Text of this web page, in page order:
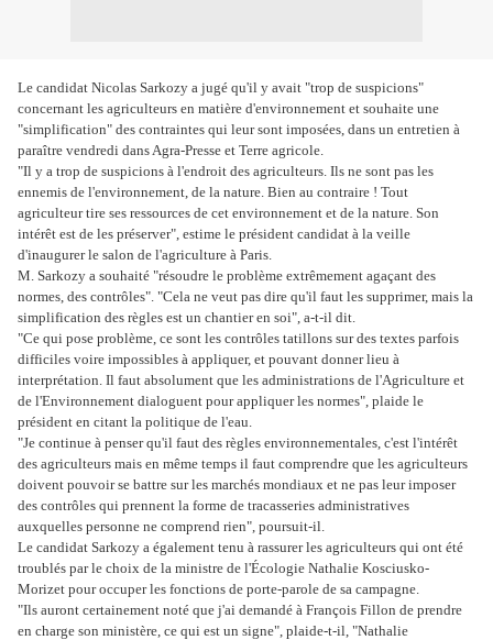
Le candidat Nicolas Sarkozy a jugé qu'il y avait "trop de suspicions"
concernant les agriculteurs en matière d'environnement et souhaite une
"simplification" des contraintes qui leur sont imposées, dans un entretien à
paraître vendredi dans Agra-Presse et Terre agricole.
"Il y a trop de suspicions à l'endroit des agriculteurs. Ils ne sont pas les
ennemis de l'environnement, de la nature. Bien au contraire ! Tout
agriculteur tire ses ressources de cet environnement et de la nature. Son
intérêt est de les préserver", estime le président candidat à la veille
d'inaugurer le salon de l'agriculture à Paris.
M. Sarkozy a souhaité "résoudre le problème extrêmement agaçant des
normes, des contrôles". "Cela ne veut pas dire qu'il faut les supprimer, mais la
simplification des règles est un chantier en soi", a-t-il dit.
"Ce qui pose problème, ce sont les contrôles tatillons sur des textes parfois
difficiles voire impossibles à appliquer, et pouvant donner lieu à
interprétation. Il faut absolument que les administrations de l'Agriculture et
de l'Environnement dialoguent pour appliquer les normes", plaide le
président en citant la politique de l'eau.
"Je continue à penser qu'il faut des règles environnementales, c'est l'intérêt
des agriculteurs mais en même temps il faut comprendre que les agriculteurs
doivent pouvoir se battre sur les marchés mondiaux et ne pas leur imposer
des contrôles qui prennent la forme de tracasseries administratives
auxquelles personne ne comprend rien", poursuit-il.
Le candidat Sarkozy a également tenu à rassurer les agriculteurs qui ont été
troublés par le choix de la ministre de l'Écologie Nathalie Kosciusko-
Morizet pour occuper les fonctions de porte-parole de sa campagne.
"Ils auront certainement noté que j'ai demandé à François Fillon de prendre
en charge son ministère, ce qui est un signe", plaide-t-il, "Nathalie